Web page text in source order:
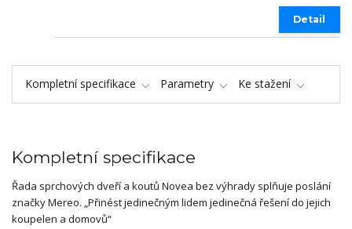
Detail
Kompletní specifikace Parametry Ke stažení
Kompletní specifikace
Řada sprchových dveří a koutů Novea bez výhrady splňuje poslání
značky Mereo. „Přinést jedinečným lidem jedinečná řešení do jejich
koupelen a domovů“